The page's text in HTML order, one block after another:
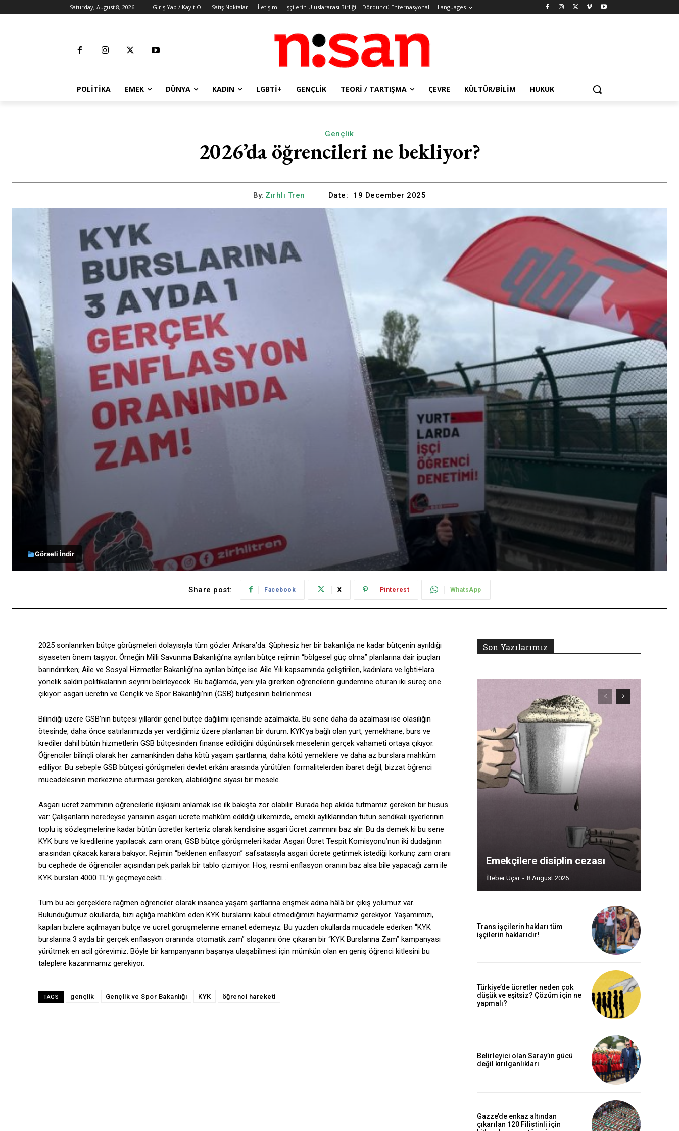
Saturday, August 8, 2026 Giriş Yap / Kayıt Ol Satış Noktaları İletişim İşçilerin Uluslararası Birliği – Dördüncü Enternasyonal Languages
POLITIKA EMEK DÜNYA KADIN LGBTİ+ GENÇLIK TEORI / TARTIŞMA ÇEVRE KÜLTÜR/BILIM HUKUK
Gençlik
2026’da öğrencileri ne bekliyor?
By: Zırhlı Tren Date: 19 December 2025
Görseli İndir
Share post: Facebook X Pinterest WhatsApp
2025 sonlanırken bütçe görüşmeleri dolayısıyla tüm gözler Ankara’da. Şüphesiz her bir bakanlığa ne kadar bütçenin ayrıldığı
siyaseten önem taşıyor. Örneğin Milli Savunma Bakanlığı’na ayrılan bütçe rejimin “bölgesel güç olma” planlarına dair ipuçları
barındırırken; Aile ve Sosyal Hizmetler Bakanlığı’na ayrılan bütçe ise Aile Yılı kapsamında geliştirilen, kadınlara ve lgbti+lara
yönelik saldırı politikalarının seyrini belirleyecek. Bu bağlamda, yeni yıla girerken öğrencilerin gündemine oturan iki süreç öne
çıkıyor: asgari ücretin ve Gençlik ve Spor Bakanlığı’nın (GSB) bütçesinin belirlenmesi.
Bilindiği üzere GSB’nin bütçesi yıllardır genel bütçe dağılımı içerisinde azalmakta. Bu sene daha da azalması ise olasılığın
ötesinde, daha önce satırlarımızda yer verdiğimiz üzere planlanan bir durum. KYK’ya bağlı olan yurt, yemekhane, burs ve
krediler dahil bütün hizmetlerin GSB bütçesinden finanse edildiğini düşünürsek meselenin gerçek vahameti ortaya çıkıyor.
Öğrenciler bilinçli olarak her zamankinden daha kötü yaşam şartlarına, daha kötü yemeklere ve daha az burslara mahkûm
ediliyor. Bu sebeple GSB bütçesi görüşmeleri devlet erkânı arasında yürütülen formalitelerden ibaret değil, bizzat öğrenci
mücadelesinin merkezine oturması gereken, alabildiğine siyasi bir mesele.
Asgari ücret zammının öğrencilerle ilişkisini anlamak ise ilk bakışta zor olabilir. Burada hep akılda tutmamız gereken bir husus
var: Çalışanların neredeyse yarısının asgari ücrete mahkûm edildiği ülkemizde, emekli aylıklarından tutun sendikalı işyerlerinin
toplu iş sözleşmelerine kadar bütün ücretler kerteriz olarak kendisine asgari ücret zammını baz alır. Bu da demek ki bu sene
KYK burs ve kredilerine yapılacak zam oranı, GSB bütçe görüşmeleri kadar Asgari Ücret Tespit Komisyonu’nun iki dudağının
arasından çıkacak karara bakıyor. Rejimin “beklenen enflasyon” safsatasıyla asgari ücrete getirmek istediği korkunç zam oranı
bu cephede de öğrenciler açısından pek parlak bir tablo çizmiyor. Hoş, resmi enflasyon oranını baz alsa bile yapacağı zam ile
KYK bursları 4000 TL’yi geçmeyecekti…
Tüm bu acı gerçeklere rağmen öğrenciler olarak insanca yaşam şartlarına erişmek adına hâlâ bir çıkış yolumuz var.
Bulunduğumuz okullarda, bizi açlığa mahkûm eden KYK burslarını kabul etmediğimizi haykırmamız gerekiyor. Yaşamımızı,
kapıları bizlere açılmayan bütçe ve ücret görüşmelerine emanet edemeyiz. Bu yüzden okullarda mücadele ederken “KYK
burslarına 3 ayda bir gerçek enflasyon oranında otomatik zam” sloganını öne çıkaran bir “KYK Burslarına Zam” kampanyası
yürütmek en acil görevimiz. Böyle bir kampanyanın başarıya ulaşabilmesi için mümkün olan en geniş öğrenci kitlesini bu
taleplere kazanmamız gerekiyor.
TAGS gençlik Gençlik ve Spor Bakanlığı KYK öğrenci hareketi
Son Yazılarımız
Emekçilere disiplin cezası
İlteber Uçar - 8 August 2026
Trans işçilerin hakları tüm
işçilerin haklarıdır!
Türkiye’de ücretler neden çok
düşük ve eşitsiz? Çözüm için ne
yapmalı?
Belirleyici olan Saray’ın gücü
değil kırılganlıkları
Gazze’de enkaz altından
çıkarılan 120 Filistinli için